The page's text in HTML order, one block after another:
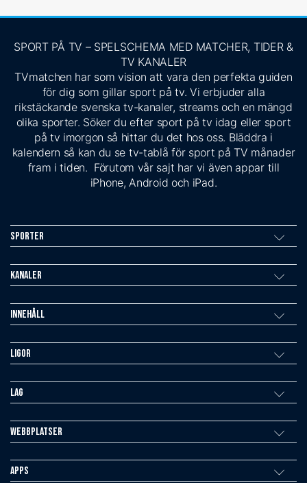
SPORT PÅ TV – SPELSCHEMA MED MATCHER, TIDER &
TV KANALER
TVmatchen har som vision att vara den perfekta guiden
för dig som gillar sport på tv. Vi erbjuder alla
rikstäckande svenska tv-kanaler, streams och en mängd
olika sporter. Söker du efter sport på tv idag eller sport
på tv imorgon så hittar du det hos oss. Bläddra i
kalendern så kan du se tv-tablå för sport på TV månader
fram i tiden. Förutom vår sajt har vi även appar till
iPhone, Android och iPad.
Sporter
Kanaler
Innehåll
Ligor
Lag
Webbplatser
Apps